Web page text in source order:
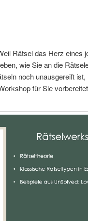
Rätsel das Herz eines
wie Sie an die
noch unausgereift
für Sie